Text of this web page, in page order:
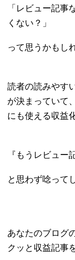
「レビュー記事
くない？」
って思うかもし
読者の読みやす
が決まっていて
にも使える収益
『もうレビュー
と思わず唸って
あなたのブログ
クッと収益記事